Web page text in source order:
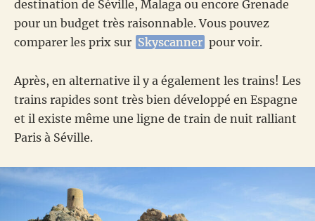
destination de Séville, Malaga ou encore Grenade
pour un budget très raisonnable. Vous pouvez
comparer les prix sur Skyscanner pour voir.
Après, en alternative il y a également les trains! Les
trains rapides sont très bien développé en Espagne
et il existe même une ligne de train de nuit ralliant
Paris à Séville.